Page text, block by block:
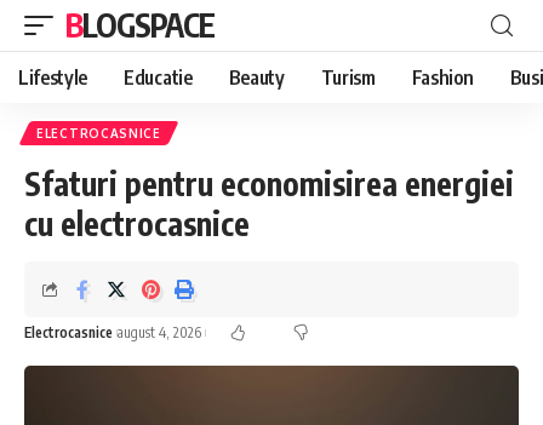
BLOGSPACE
Lifestyle Educatie Beauty Turism Fashion
ELECTROCASNICE
Sfaturi pentru economisirea energiei
cu electrocasnice
Electrocasnice august 4, 2026